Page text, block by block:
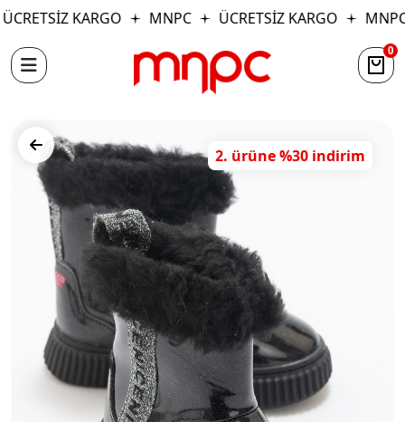
KARGO MNPC ÜCRETSİZ KARGO MNPC
0
2. ürüne %30 indirim